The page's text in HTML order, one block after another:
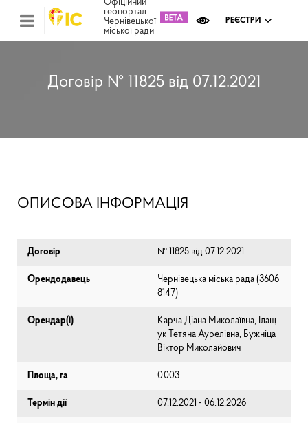
Офіційний
геопортал
Чернівецької
міської ради
РЕЄСТРИ
Договір № 11825 від 07.12.2021
ОПИСОВА ІНФОРМАЦІЯ
Договір № 11825 від 07.12.2021
Орендодавець
Чернівецька міська рада (⁨3606
8147⁩)
Орендар(і)
Карча Діана Миколаївна, Ілащ
ук Тетяна Аурелівна, Бужніца
Віктор Миколайович
Площа, га 0.003
Термін дії 07.12.2021 - 06.12.2026